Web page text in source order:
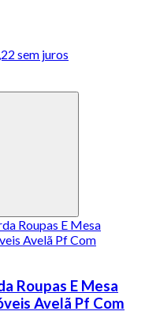
sem juros
Roupas E Mesa
Avelã Pf Com